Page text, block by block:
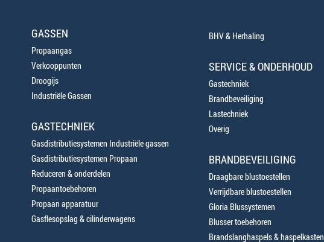
GASSEN
Propaangas
Verkooppunten
Droogijs
Industriële Gassen
GASTECHNIEK
Gasdistributiesystemen Industriële gassen
Gasdistributiesystemen Propaan
Reduceren & onderdelen
Propaantoebehoren
Propaan apparatuur
Gasflesopslag & cilinderwagens
BHV & Herhaling
SERVICE & ONDERHOUD
Gastechniek
Brandbeveiliging
Lastechniek
Overig
BRANDBEVEILIGING
Draagbare blustoestellen
Verrijdbare blustoestellen
Gloria Blussystemen
Blusser toebehoren
Brandslanghaspels & haspelkasten